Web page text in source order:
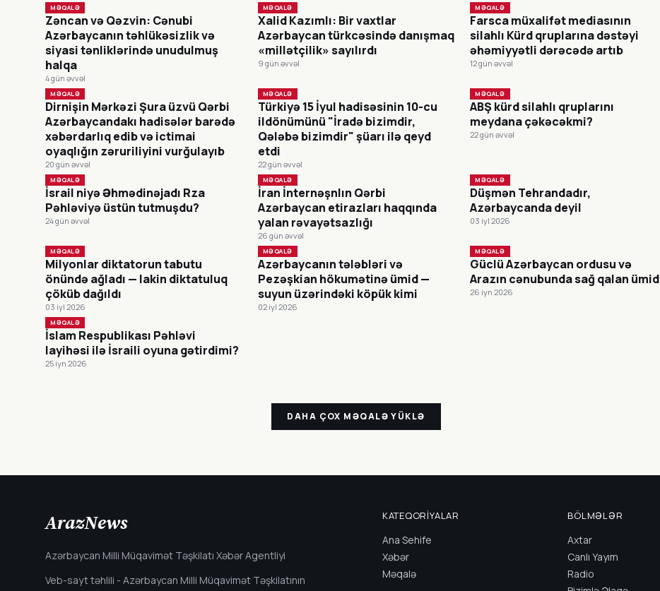
MƏQALƏ
Zəncan və Qəzvin: Cənubi
Azərbaycanın təhlükəsizlik və
siyasi tənliklərində unudulmuş
halqa
4 gün əvvəl
MƏQALƏ
Xalid Kazımlı: Bir vaxtlar
Azərbaycan türkcəsində danışmaq
«millətçilik» sayılırdı
9 gün əvvəl
MƏQALƏ
Farsca müxalifət mediasının
silahlı Kürd qruplarına dəstəyi
əhəmiyyətli dərəcədə artıb
12 gün əvvəl
MƏQALƏ
Dirnişin Mərkəzi Şura üzvü Qərbi
Azərbaycandakı hadisələr barədə
xəbərdarlıq edib və ictimai
oyaqlığın zəruriliyini vurğulayıb
20 gün əvvəl
MƏQALƏ
Türkiyə 15 İyul hadisəsinin 10-cu
ildönümünü "İradə bizimdir,
Qələbə bizimdir" şüarı ilə qeyd
etdi
22 gün əvvəl
MƏQALƏ
ABŞ kürd silahlı qruplarını
meydana çəkəcəkmi?
22 gün əvvəl
MƏQALƏ
İsrail niyə Əhmədinəjadı Rza
Pəhləviyə üstün tutmuşdu?
24 gün əvvəl
MƏQALƏ
İran İnternəşnlın Qərbi
Azərbaycan etirazları haqqında
yalan rəvayətsazlığı
26 gün əvvəl
MƏQALƏ
Düşmən Tehranda­dır,
Azərbaycanda deyil
03 iyl 2026
MƏQALƏ
Milyonlar diktatorun tabutu
önündə ağladı — lakin diktatuluq
çöküb dağıldı
03 iyl 2026
MƏQALƏ
Azərbaycanın tələbləri və
Pezəşkian hökumətinə ümid —
suyun üzərindəki köpük kimi
02 iyl 2026
MƏQALƏ
Güclü Azərbaycan ordusu və
Arazın cənubunda sağ qalan ümid
26 iyn 2026
MƏQALƏ
İslam Respublikası Pəhləvi
layihəsi ilə İsraili oyuna gətirdimi?
25 iyn 2026
DAHA ÇOX MƏQALƏ YÜKLƏ
ArazNews
Azərbaycan Milli Müqavimət Təşkilatı Xəbər Agentliyi
Veb-sayt təhlili - Azərbaycan Milli Müqavimət Təşkilatının
KATEQORIYALAR
Ana Sehife
Xəbər
Məqalə
BÖLMƏLƏR
Axtar
Canlı Yayım
Radio